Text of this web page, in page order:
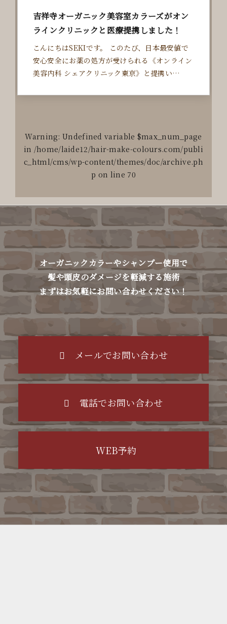
吉祥寺オーガニック美容室カラーズがオン
ラインクリニックと医療提携しました！
こんにちはSEKIです。 このたび、日本最安値で
安心安全にお薬の処方が受けられる《オンライン
美容内科 シェアクリニック東京》と提携い…
Warning: Undefined variable $max_num_page
in /home/laide12/hair-make-colours.com/publi
c_html/cms/wp-content/themes/doc/archive.ph
p on line70
オーガニックカラーやシャンプー使用で
髪や頭皮のダメージを軽減する施術
まずはお気軽にお問い合わせください！
メールでお問い合わせ
電話でお問い合わせ
WEB予約